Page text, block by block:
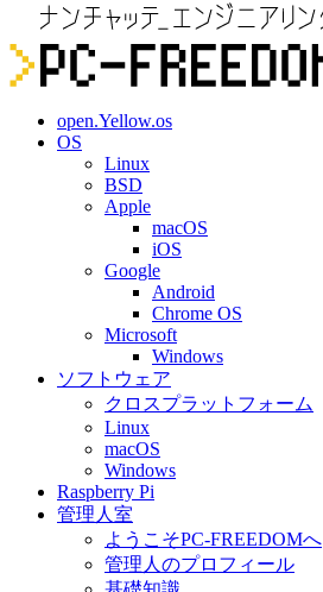
open.Yellow.os
OS
Linux
BSD
Apple
macOS
iOS
Google
Android
Chrome OS
Microsoft
Windows
ソフトウェア
クロスプラットフォーム
Linux
macOS
Windows
Raspberry Pi
管理人室
ようこそPC-FREEDOMへ
管理人のプロフィール